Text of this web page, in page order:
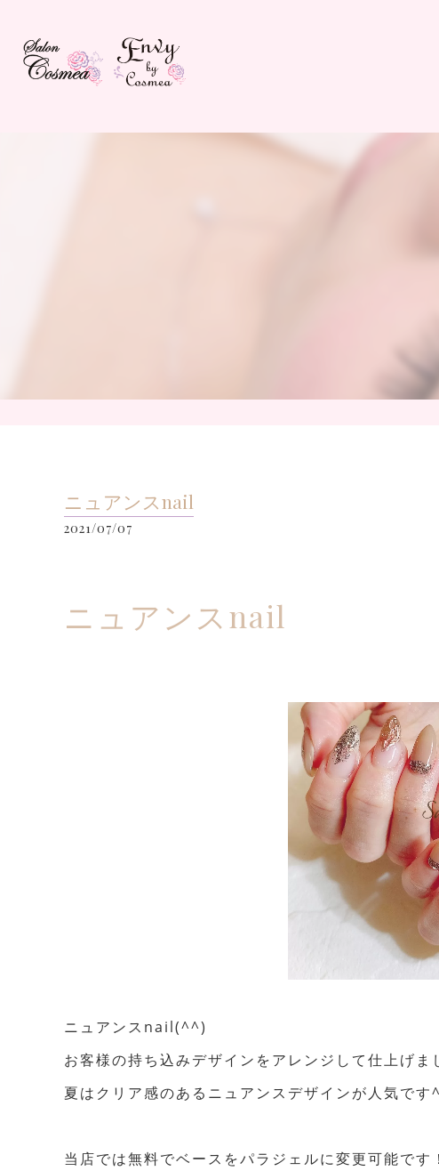
ニュアンスnail
2021/07/07
ニュアンスnail
ニュアンスnail(^^)
お客様の持ち込みデザインをアレンジして仕上げま
夏はクリア感のあるニュアンスデザインが人気です
当店では無料でベースをパラジェルに変更可能です！